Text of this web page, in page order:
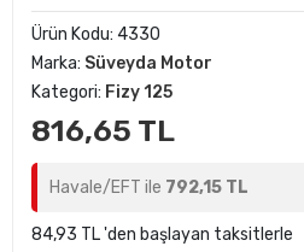
Ürün Kodu: 4330
Marka: Süveyda Motor
Kategori: Fizy 125
816,65 TL
Havale/EFT ile 792,15 TL
84,93 TL 'den başlayan taksitlerle